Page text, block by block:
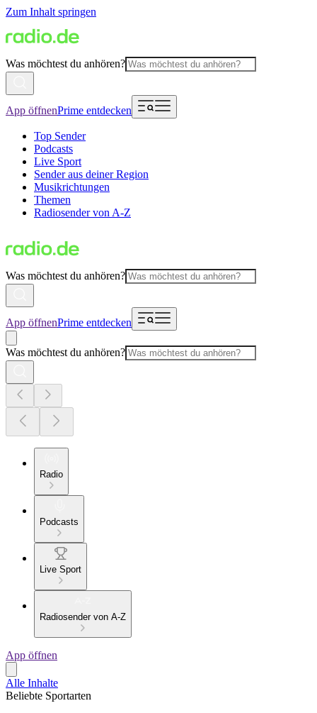
Zum Inhalt springen
Was möchtest du anhören?
App öffnenPrime entdecken
Top Sender
Podcasts
Live Sport
Sender aus deiner Region
Musikrichtungen
Themen
Radiosender von A-Z
Was möchtest du anhören?
App öffnenPrime entdecken
Was möchtest du anhören?
Radio
Podcasts
Live Sport
Radiosender von A-Z
App öffnen
Alle Inhalte
Beliebte Sportarten